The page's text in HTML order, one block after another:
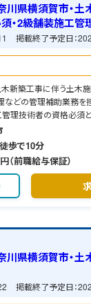
川県横須賀市・土
・2級舗装施工管
掲載終了予定日：
新築工事に伴う土木
などの管理補助業務を
理技術者の資格必須と
歩で10分
（前職給与保証）
川県横須賀市・土
掲載終了予定日：